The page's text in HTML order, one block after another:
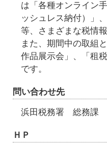
は「各種オンライン
ッシュレス納付）」
等、さまざまな税情
また、期間中の取組
作品展示会」、「租
です。
問い合わせ先
浜田税務署 総務課
ＨＰ